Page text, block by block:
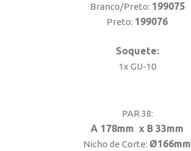
Branco/Preto: 199075
Preto: 199076
Soquete:
1x GU-10
PAR 38:
A 178mm x B 33mm
Nicho de Corte: Ø166mm